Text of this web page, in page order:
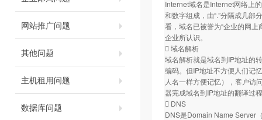
网站推广问题
其他问题
主机租用问题
数据库问题
Internet域名是Internet网络上
和数字组成，由“.”分隔成几部
看，域名已被誉为“企业的网
企业所认识。
 域名解析
域名解析就是域名到IP地址的
编码。但IP地址不方便人们记
人名一样方便记忆），客户访
器完成域名到IP地址的翻译过
 DNS
DNS是Domain Name Server